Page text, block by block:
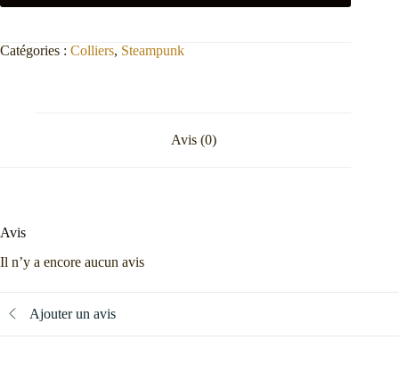
Catégories : Colliers, Steampunk
Avis (0)
Avis
Il n’y a encore aucun avis
Ajouter un avis